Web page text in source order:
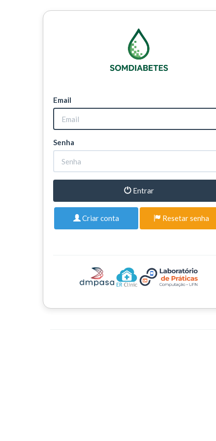
Email
Senha
Entrar
Criar conta Resetar senha